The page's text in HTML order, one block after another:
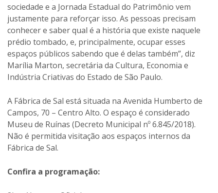
sociedade e a Jornada Estadual do Patrimônio vem
justamente para reforçar isso. As pessoas precisam
conhecer e saber qual é a história que existe naquele
prédio tombado, e, principalmente, ocupar esses
espaços públicos sabendo que é delas também”, diz
Marília Marton, secretária da Cultura, Economia e
Indústria Criativas do Estado de São Paulo.
A Fábrica de Sal está situada na Avenida Humberto de
Campos, 70 – Centro Alto. O espaço é considerado
Museu de Ruínas (Decreto Municipal nº 6.845/2018).
Não é permitida visitação aos espaços internos da
Fábrica de Sal.
Confira a programação: